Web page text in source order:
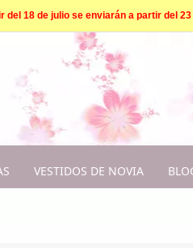
18 de julio se enviarán a partir del
VESTIDOS DE NOVIA